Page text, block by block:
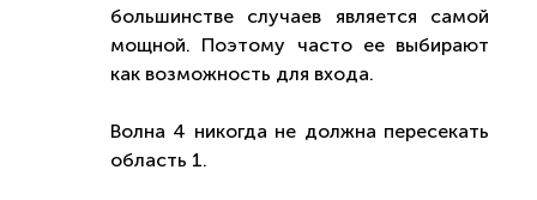
большинстве случаев является самой
мощной. Поэтому часто ее выбирают
как возможность для входа.
Волна 4 никогда не должна пересекать
область 1.